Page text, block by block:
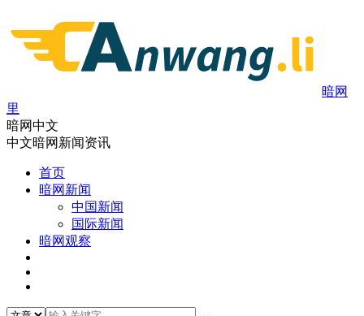
暗网
里
暗网中文
中文暗网新闻资讯
首页
暗网新闻
中国新闻
国际新闻
暗网观察